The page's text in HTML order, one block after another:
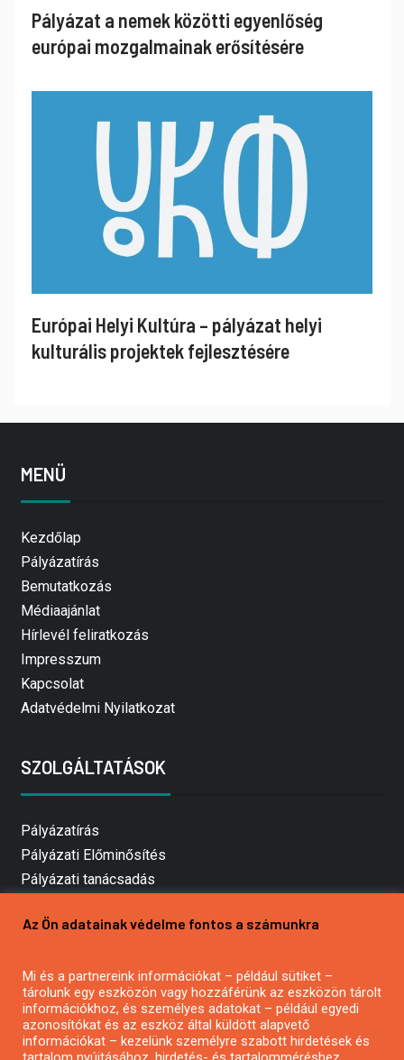
Pályázat a nemek közötti egyenlőség
európai mozgalmainak erősítésére
Európai Helyi Kultúra – pályázat helyi
kulturális projektek fejlesztésére
MENÜ
Kezdőlap
Pályázatírás
Bemutatkozás
Médiaajánlat
Hírlevél feliratkozás
Impresszum
Kapcsolat
Adatvédelmi Nyilatkozat
SZOLGÁLTATÁSOK
Pályázatírás
Pályázati Előminősítés
Pályázati tanácsadás
Mezőgazdasági pályázatírás
Pályázatírás civil szervezeteknek
Pályázatírás önkormányzatoknak
Pályázatfigyelés
Specifikus pályázatfigyelés vagy hírlevél
Az Ön adatainak védelme fontos a számunkra
Mi és a partnereink információkat – például sütiket –
tárolunk egy eszközön vagy hozzáférünk az eszközön tárolt
információkhoz, és személyes adatokat – például egyedi
azonosítókat és az eszköz által küldött alapvető
információkat – kezelünk személyre szabott hirdetések és